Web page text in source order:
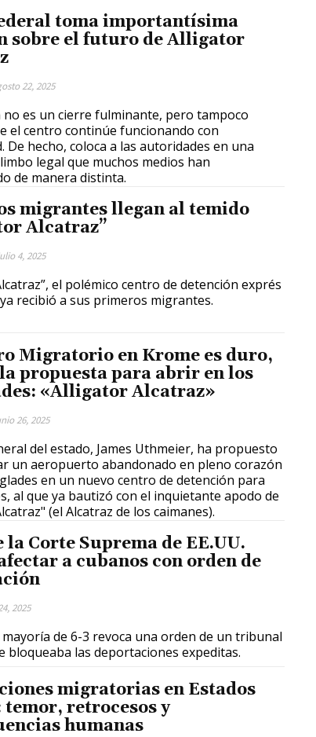
toma importantísima
sobre el futuro de Alligator
22, 2025
no es un cierre fulminante, pero tampoco
el centro continúe funcionando con
De hecho, coloca a las autoridades en una
legal que muchos medios han
de manera distinta.
migrantes llegan al temido
Alcatraz”
4, 2025
el polémico centro de detención exprés
recibió a sus primeros migrantes.
Migratorio en Krome es duro,
propuesta para abrir en los
«Alligator Alcatraz»
26, 2025
del estado, James Uthmeier, ha propuesto
un aeropuerto abandonado en pleno corazón
en un nuevo centro de detención para
al que ya bautizó con el inquietante apodo de
(el Alcatraz de los caimanes).
la Corte Suprema de EE.UU.
a cubanos con orden de
2025
de 6-3 revoca una orden de un tribunal
bloqueaba las deportaciones expeditas.
migratorias en Estados
temor, retrocesos y
humanas